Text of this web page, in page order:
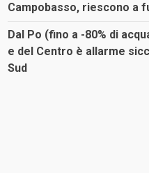
Campobasso, riescono a
Dal Po (fino a -80% di
e del Centro è allarme
Sud